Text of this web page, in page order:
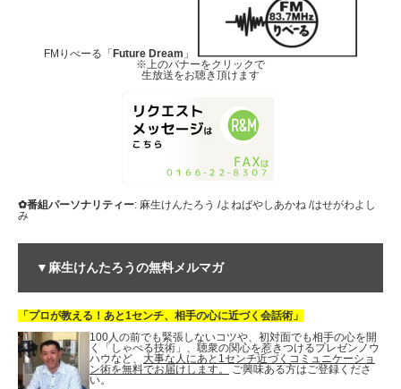
FMりべーる「Future Dream 」
※上のバナーをクリックで
生放送をお聴き頂けます
✿番組パーソナリティー: 麻生けんたろう /よねばやしあかね /はせがわよし
み
▼麻生けんたろうの無料メルマガ
「プロが教える！あと1センチ、相手の心に近づく会話術」
100人の前でも緊張しないコツや、初対面でも相手の心を開
く「しゃべる技術」、聴衆の関心を惹きつけるプレゼンノウ
ハウなど、 大事な人にあと1センチ近づくコミュニケーショ
ン術を無料でお届けします。
ご興味ある方はご登録くださ
い。